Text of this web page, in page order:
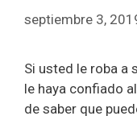
septiembre 3,
Si usted le roba a
le haya confiado
de saber que